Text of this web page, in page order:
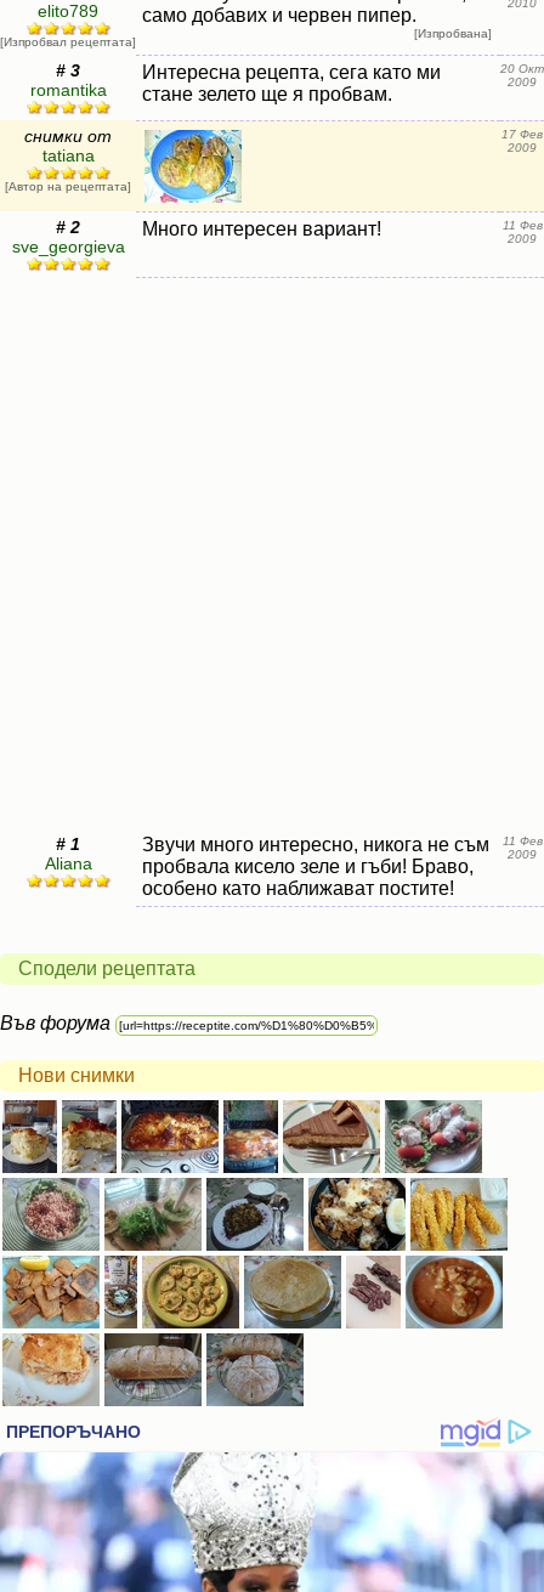
elito789
[Изпробвал рецептата]
само добавих и червен пипер.
[Изпробвана]
2010
# 3
romantika
Интересна рецепта, сега като ми
стане зелето ще я пробвам.
20 Окт
2009
снимки от
tatiana
[Автор на рецептата]
17 Фев
2009
# 2
sve_georgieva
Много интересен вариант!
11 Фев
2009
# 1
Aliana
Звучи много интересно, никога не съм
пробвала кисело зеле и гъби! Браво,
особено като наближават постите!
11 Фев
2009
Сподели рецептата
Във форума
Нови снимки